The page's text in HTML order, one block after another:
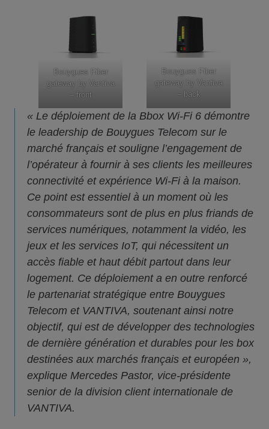
Bouygues Fiber
gateway by Vantiva
– front
Bouygues Fiber
gateway by Vantiva
– back
« Le déploiement de la Bbox Wi-Fi 6 démontre
le leadership de Bouygues Telecom sur le
marché français et souligne l’engagement de
l’opérateur à fournir à ses clients les meilleures
connectivité et expérience Wi-Fi à la maison.
Ce point est essentiel à un moment où les
consommateurs sont de plus en plus friands de
services numériques, notamment la vidéo, les
jeux et les services IoT, qui nécessitent un
accès fiable et haut débit partout dans leur
logement. Ce déploiement a en outre renforcé
le partenariat stratégique entre Bouygues
Telecom et VANTIVA, soutenant ainsi notre
objectif, qui est de développer des technologies
de dernière génération et durables pour les box
destinées aux marchés français et européen »,
explique Mercedes Pastor, vice-présidente
senior de la division client internationale de
VANTIVA.